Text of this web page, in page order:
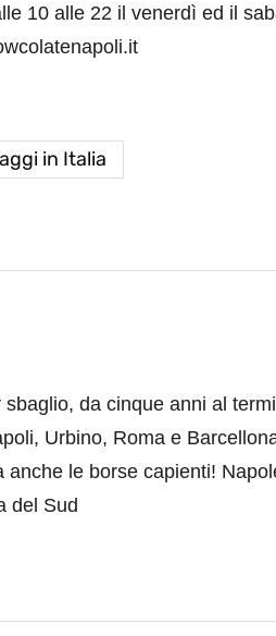
10 alle 22 il venerdì ed il
in Italia
da cinque anni al
Urbino, Roma e
anche le borse capienti!
del Sud